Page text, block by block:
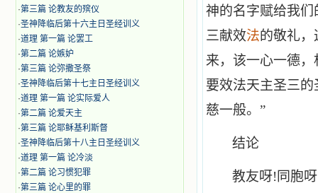
·第三篇 论教友的殡仪
·圣神降临后第十六主日圣经训义
·道理 第一篇 论罢工
·第二篇 论嫉妒
·第三篇 论弥撒圣祭
·圣神降临后第十七主日圣经训义
·道理 第一篇 论实际爱人
·第二篇 论爱天主
·第三篇 论耶稣基利斯督
·圣神降临后第十八主日圣经训义
·道理 第一篇 论冷淡
·第二篇 论习惯犯罪
·第三篇 论心里的罪
神的名字赋给我们
三献效法的敬礼，
来，该一心一德
要效法天主圣三
慈一般。”
结论
教友呀!同胞